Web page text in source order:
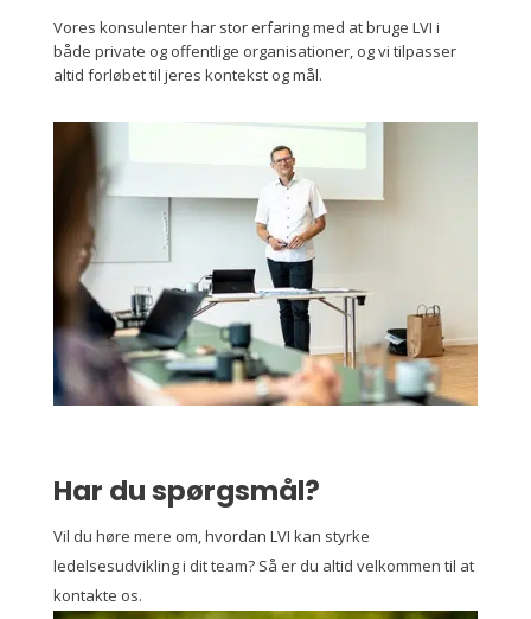
Vores konsulenter har stor erfaring med at bruge LVI i
både private og offentlige organisationer, og vi tilpasser
altid forløbet til jeres kontekst og mål.
Har du spørgsmål?
Vil du høre mere om, hvordan LVI kan styrke
ledelsesudvikling i dit team? Så er du altid velkommen til at
kontakte os.